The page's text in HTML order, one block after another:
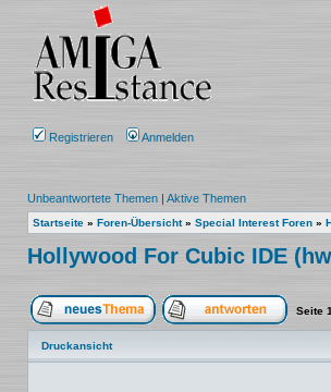
Registrieren Anmelden
Unbeantwortete Themen | Aktive Themen
Startseite » Foren-Übersicht» Special Interest Foren »
Hollywood For Cubic IDE
Ein neues Thema erstellenAuf das
Seite 1
Druckansicht